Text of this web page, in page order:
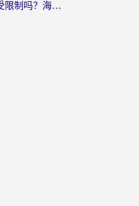
在国外看腾讯视频受限制吗？海外党亲测有效的回国加速器选择指南